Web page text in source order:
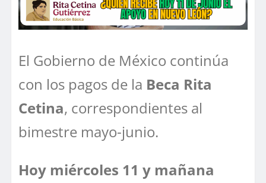
El Gobierno de México continúa
con los pagos de la Beca Rita
Cetina, correspondientes al
bimestre mayo-junio.
Hoy miércoles 11 y mañana